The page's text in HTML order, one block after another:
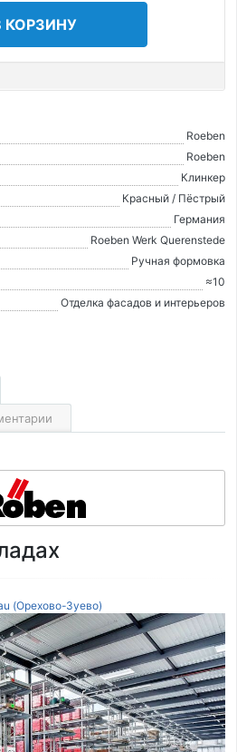
КОРЗИНУ
Roeben
Roeben
Клинкер
Красный / Пёстрый
Германия
Roeben Werk Querenstede
Ручная формовка
≈10
Отделка фасадов и интерьеров
(Орехово-Зуево)